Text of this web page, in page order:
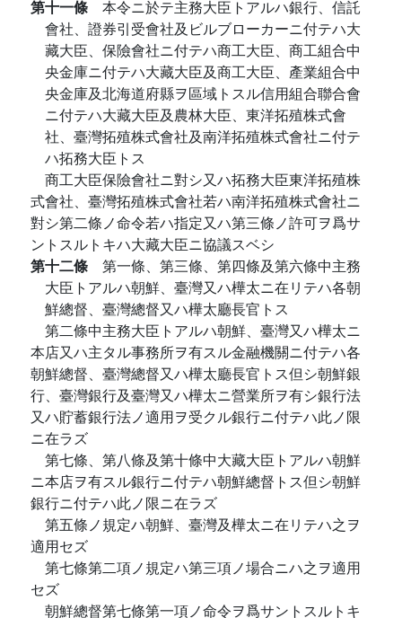
第十一條 本令ニ於テ主務大臣トアルハ銀行、信託
會社、證券引受會社及ビルブローカーニ付テハ大
藏大臣、保險會社ニ付テハ商工大臣、商工組合中
央金庫ニ付テハ大藏大臣及商工大臣、產業組合中
央金庫及北海道府縣ヲ區域トスル信用組合聯合會
ニ付テハ大藏大臣及農林大臣、東洋拓殖株式會
社、臺灣拓殖株式會社及南洋拓殖株式會社ニ付テ
ハ拓務大臣トス
商工大臣保險會社ニ對シ又ハ拓務大臣東洋拓殖株
式會社、臺灣拓殖株式會社若ハ南洋拓殖株式會社ニ
對シ第二條ノ命令若ハ指定又ハ第三條ノ許可ヲ爲サ
ントスルトキハ大藏大臣ニ協議スベシ
第十二條 第一條、第三條、第四條及第六條中主務
大臣トアルハ朝鮮、臺灣又ハ樺太ニ在リテハ各朝
鮮總督、臺灣總督又ハ樺太廳長官トス
第二條中主務大臣トアルハ朝鮮、臺灣又ハ樺太ニ
本店又ハ主タル事務所ヲ有スル金融機關ニ付テハ各
朝鮮總督、臺灣總督又ハ樺太廳長官トス但シ朝鮮銀
行、臺灣銀行及臺灣又ハ樺太ニ營業所ヲ有シ銀行法
又ハ貯蓄銀行法ノ適用ヲ受クル銀行ニ付テハ此ノ限
ニ在ラズ
第七條、第八條及第十條中大藏大臣トアルハ朝鮮
ニ本店ヲ有スル銀行ニ付テハ朝鮮總督トス但シ朝鮮
銀行ニ付テハ此ノ限ニ在ラズ
第五條ノ規定ハ朝鮮、臺灣及樺太ニ在リテハ之ヲ
適用セズ
第七條第二項ノ規定ハ第三項ノ場合ニハ之ヲ適用
セズ
朝鮮總督第七條第一項ノ命令ヲ爲サントスルトキ